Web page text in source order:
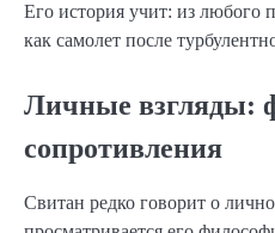
Его история учит: из любого
как самолет после
Личные взгляды:
сопротивления
Свитан редко говорит о